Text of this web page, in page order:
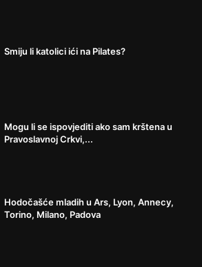
Smiju li katolici ići na Pilates?
Mogu li se ispovjediti ako sam krštena u
Pravoslavnoj Crkvi,...
Hodočašće mladih u Ars, Lyon, Annecy,
Torino, Milano, Padova